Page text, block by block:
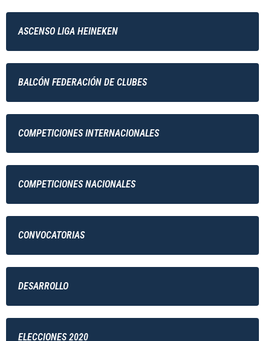
ASCENSO LIGA HEINEKEN
BALCÓN FEDERACIÓN DE CLUBES
COMPETICIONES INTERNACIONALES
COMPETICIONES NACIONALES
CONVOCATORIAS
DESARROLLO
ELECCIONES 2020